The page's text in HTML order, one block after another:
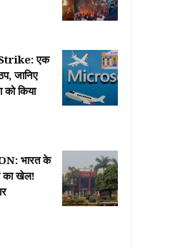
एक
जानिए
किया
भारत के
का खेल!